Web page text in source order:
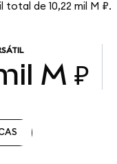
de 10,22 mil M ₽.
M ₽